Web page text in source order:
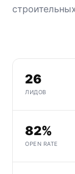
26
ЛИДОВ
82%
OPEN RATE